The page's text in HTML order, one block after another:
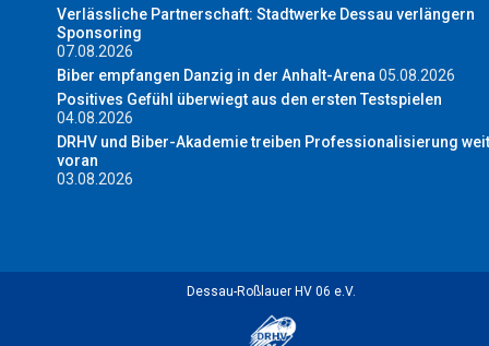
Verlässliche Partnerschaft: Stadtwerke Dessau verlängern
Sponsoring
07.08.2026
Biber empfangen Danzig in der Anhalt-Arena 05.08.2026
Positives Gefühl überwiegt aus den ersten Testspielen
04.08.2026
DRHV und Biber-Akademie treiben Professionalisierung
voran
03.08.2026
Dessau-Roßlauer HV 06 e.V.